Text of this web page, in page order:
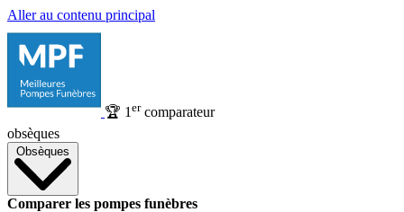
Aller au contenu principal
🏆 1 ercomparateur
obsèques
Obsèques
Comparer les pompes funèbres